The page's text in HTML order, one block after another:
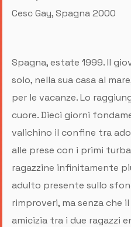
Cesc Gay, Spagna 2000
Spagna, estate 1999. Il
solo, nella sua casa al
per le vacanze. Lo
cuore. Dieci giorni
valichino il confine tra
alle prese con i primi
ragazzine infinitamente
adulto presente sullo
rimproveri, ma senza
amicizia tra i due ragazzi